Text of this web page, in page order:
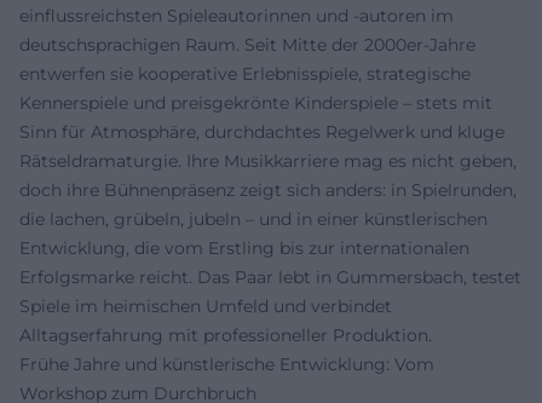
einflussreichsten Spieleautorinnen und -autoren im
deutschsprachigen Raum. Seit Mitte der 2000er-Jahre
entwerfen sie kooperative Erlebnisspiele, strategische
Kennerspiele und preisgekrönte Kinderspiele – stets mit
Sinn für Atmosphäre, durchdachtes Regelwerk und kluge
Rätseldramaturgie. Ihre Musikkarriere mag es nicht geben,
doch ihre Bühnenpräsenz zeigt sich anders: in Spielrunden,
die lachen, grübeln, jubeln – und in einer künstlerischen
Entwicklung, die vom Erstling bis zur internationalen
Erfolgsmarke reicht. Das Paar lebt in Gummersbach, testet
Spiele im heimischen Umfeld und verbindet
Alltagserfahrung mit professioneller Produktion.
Frühe Jahre und künstlerische Entwicklung: Vom
Workshop zum Durchbruch